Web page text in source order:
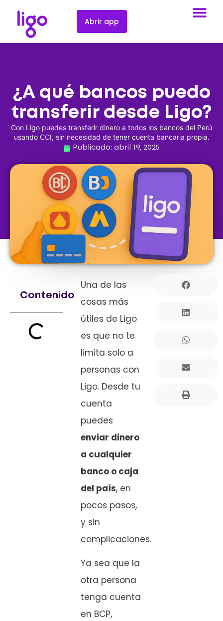
Abrir app
¿A qué bancos puedo
transferir desde Ligo?
Con Ligo puedes transferir dinero a todos los bancos del Perú
usando CCI, sin necesidad de tener cuenta bancaria propia.
Publicado: abril 19, 2025
Una de las
cosas más
útiles de Ligo
es que no te
limita solo a
personas con
Ligo. Desde tu
cuenta
puedes
enviar dinero
a cualquier
banco o caja
del país, en
pocos pasos,
y sin
complicaciones.
Ya sea que la
otra persona
tenga cuenta
en BCP,
Contenido